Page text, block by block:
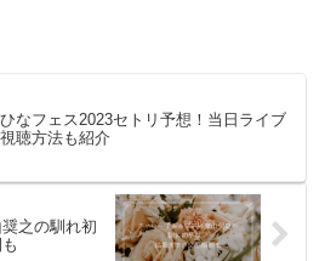
ひなフェス2023セトリ予想！当日ライブ
視聴方法も紹介
之の馴れ初